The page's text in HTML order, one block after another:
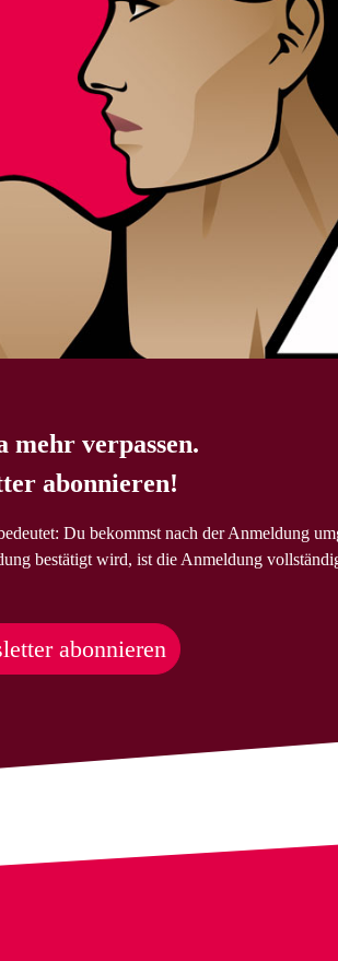
verpassen.
abonnieren!
Du bekommst nach der Anmeldung
bestätigt wird, ist die Anmeldung
abonnieren